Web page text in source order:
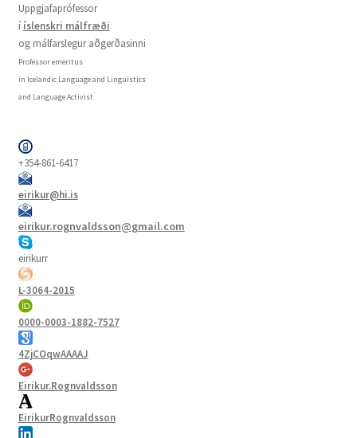
Uppgjafaprófessor
í íslenskri málfræði
og málfarslegur aðgerðasinni
Professor emeritus
in Icelandic Language and Linguistics
and Language Activist
+354-861-6417
eirikur@hi.is
eirikur.rognvaldsson@gmail.com
eirikurr
L-3064-2015
0000-0003-1882-7527
4ZjCOqwAAAAJ
Eirikur.Rognvaldsson
EirikurRognvaldsson